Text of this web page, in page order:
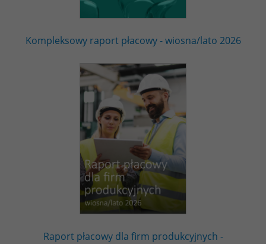
Kompleksowy raport płacowy - wiosna/lato 2026
Raport płacowy dla firm produkcyjnych -